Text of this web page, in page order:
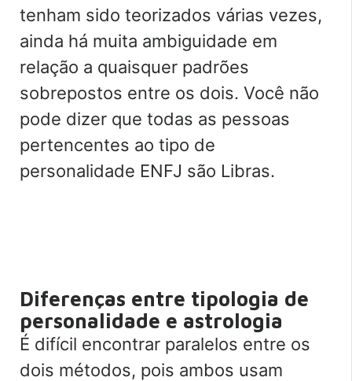
tenham sido teorizados várias vezes,
ainda há muita ambiguidade em
relação a quaisquer padrões
sobrepostos entre os dois. Você não
pode dizer que todas as pessoas
pertencentes ao tipo de
personalidade ENFJ são Libras.
Diferenças entre tipologia de
personalidade e astrologia
É difícil encontrar paralelos entre os
dois métodos, pois ambos usam